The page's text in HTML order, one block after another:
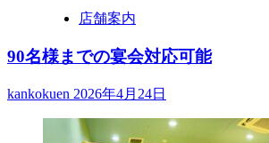
店舗案内
90名様までの宴会対応可能
kankokuen 2026年4月24日